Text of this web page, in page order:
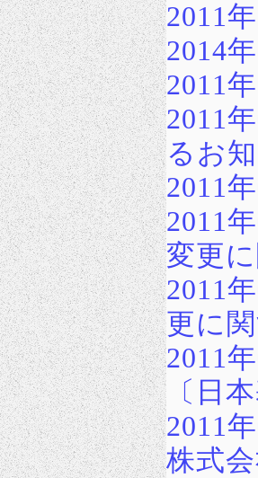
2011
2014
2011
2011
るお
2011
2011
変更
2011
更に
2011
〔日
2011
株式